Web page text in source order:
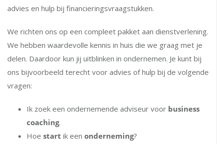
advies en hulp bij financieringsvraagstukken.
We richten ons op een compleet pakket aan dienstverlening.
We hebben waardevolle kennis in huis die we graag met je
delen. Daardoor kun jij uitblinken in ondernemen. Je kunt bij
ons bijvoorbeeld terecht voor advies of hulp bij de volgende
vragen:
Ik zoek een ondernemende adviseur voor business
coaching.
Hoe start ik een onderneming?